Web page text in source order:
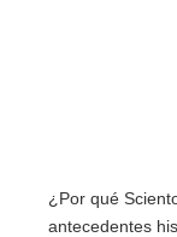
¿Por qué
antecedentes